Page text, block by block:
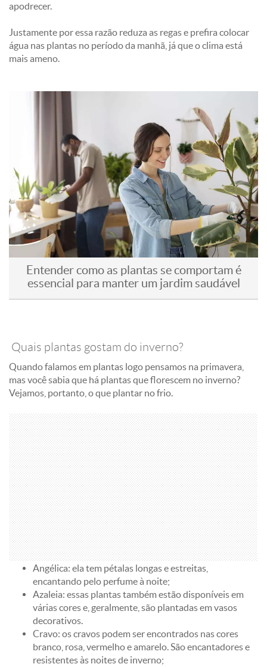
apodrecer.
Justamente por essa razão reduza as regas e prefira colocar
água nas plantas no período da manhã, já que o clima está
mais ameno.
Entender como as plantas se comportam é
essencial para manter um jardim saudável
Quais plantas gostam do inverno?
Quando falamos em plantas logo pensamos na primavera,
mas você sabia que há plantas que florescem no inverno?
Vejamos, portanto, o que plantar no frio.
Angélica: ela tem pétalas longas e estreitas,
encantando pelo perfume à noite;
Azaleia: essas plantas também estão disponíveis em
várias cores e, geralmente, são plantadas em vasos
decorativos.
Cravo: os cravos podem ser encontrados nas cores
branco, rosa, vermelho e amarelo. São encantadores e
resistentes às noites de inverno;